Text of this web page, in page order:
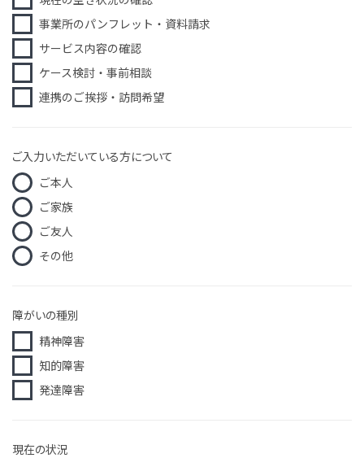
事業所のパンフレット・資料請求
サービス内容の確認
ケース検討・事前相談
連携のご挨拶・訪問希望
ご入力いただいている方について
ご本人
ご家族
ご友人
その他
障がいの種別
精神障害
知的障害
発達障害
現在の状況